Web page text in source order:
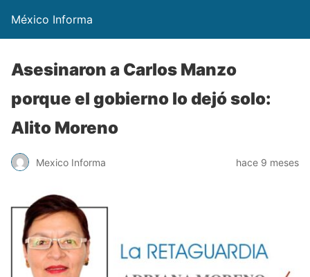
México Informa
Asesinaron a Carlos Manzo
porque el gobierno lo dejó solo:
Alito Moreno
Mexico Informa hace 9 meses